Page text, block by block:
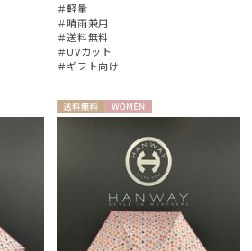
＃軽量
＃晴雨兼用
＃送料無料
＃UVカット
＃ギフト向け
送料無 WOME